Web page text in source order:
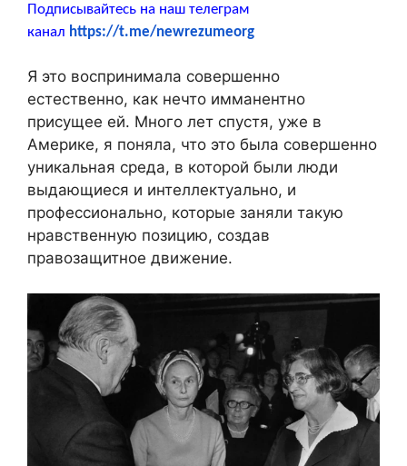
Подписывайтесь на наш телеграм
канал https://t.me/newrezumeorg
Я это воспринимала совершенно
естественно, как нечто имманентно
присущее ей. Много лет спустя, уже в
Америке, я поняла, что это была совершенно
уникальная среда, в которой были люди
выдающиеся и интеллектуально, и
профессионально, которые заняли такую
нравственную позицию, создав
правозащитное движение.